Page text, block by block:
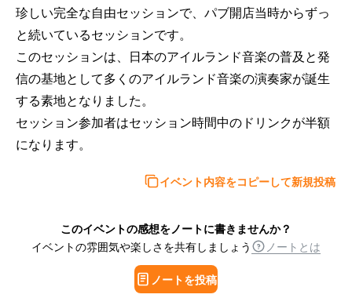
珍しい完全な自由セッションで、パブ開店当時からずっ
と続いているセッションです。
このセッションは、日本のアイルランド音楽の普及と発
信の基地として多くのアイルランド音楽の演奏家が誕生
する素地となりました。
セッション参加者はセッション時間中のドリンクが半額
になります。
イベント内容をコピーして新規投稿
このイベントの感想をノートに書きませんか？
イベントの雰囲気や楽しさを共有しましょう
ノートとは
ノートを投稿